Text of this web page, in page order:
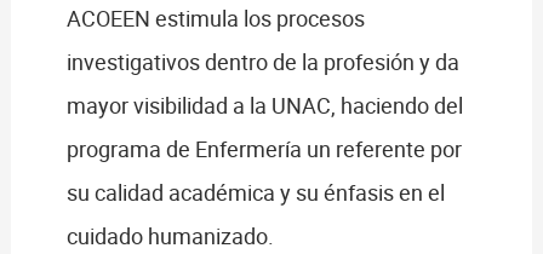
ACOEEN estimula los procesos
investigativos dentro de la profesión y da
mayor visibilidad a la UNAC, haciendo del
programa de Enfermería un referente por
su calidad académica y su énfasis en el
cuidado humanizado.